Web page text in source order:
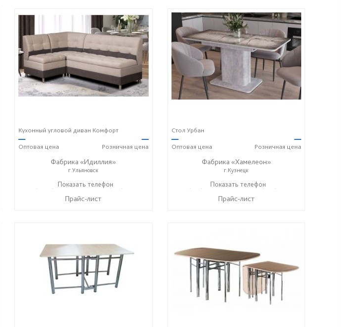
Кухонный угловой диван Комфорт
—
Оптовая цена
—
Розничная цена
Фабрика «Идиллия»
г.Ульяновск
+7 (8422) 52-27-67 ☎+7 (937) 276-37-74
Показать телефон
Прайс-лист
Стол Урбан
—
Оптовая цена
—
Розничная цена
Фабрика «Хамелеон»
г.Кузнецк
+7 (927) 090-39-51 ☎+7 (927) 369-21-22
Показать телефон
Прайс-лист